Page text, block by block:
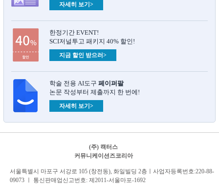
자세히 보기>
한정기간 EVENT!
SCI저널투고 패키지 40% 할인!
지금 할인 받으러>
학술 전용 AI도구 페이퍼팔
논문 작성부터 제출까지 한 번에!
자세히 보기>
(주) 캑터스
커뮤니케이션즈코리아
서 울특별시 마포구 서강로 105 (창전동), 화일빌딩 2층 ㅣ사업자등록번호:220-88-
09073 ㅣ 통신판매업신고번호: 제2011-서울마포-1692